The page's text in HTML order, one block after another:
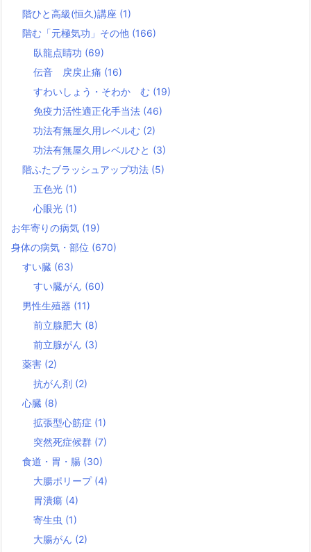
階ひと高級(恒久)講座 (1)
階む「元極気功」その他 (166)
臥龍点睛功 (69)
伝音 戻戻止痛 (16)
すわいしょう・そわか む (19)
免疫力活性適正化手当法 (46)
功法有無屋久用レベルむ (2)
功法有無屋久用レベルひと (3)
階ふたブラッシュアップ功法 (5)
五色光 (1)
心眼光 (1)
お年寄りの病気 (19)
身体の病気・部位 (670)
すい臓 (63)
すい臓がん (60)
男性生殖器 (11)
前立腺肥大 (8)
前立腺がん (3)
薬害 (2)
抗がん剤 (2)
心臓 (8)
拡張型心筋症 (1)
突然死症候群 (7)
食道・胃・腸 (30)
大腸ポリープ (4)
胃潰瘍 (4)
寄生虫 (1)
大腸がん (2)